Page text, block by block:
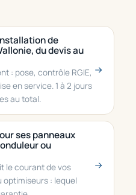
de
du devis au
: pose, contrôle RGIE,
en service. 1 à 2 jours
au total.
ses panneaux
ou
le courant de vos
optimiseurs : lequel